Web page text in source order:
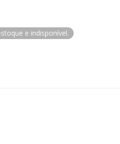
e indisponível.